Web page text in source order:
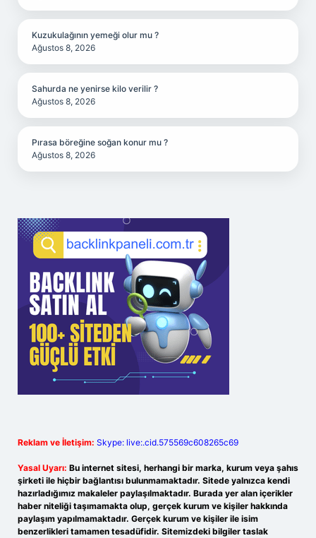
Kuzukulağının yemeği olur mu ?
Ağustos 8, 2026
Sahurda ne yenirse kilo verilir ?
Ağustos 8, 2026
Pırasa böreğine soğan konur mu ?
Ağustos 8, 2026
Reklam ve İletişim: Skype: live:.cid.575569c608265c69
Yasal Uyarı: Bu internet sitesi, herhangi bir marka, kurum veya şahıs
şirketi ile hiçbir bağlantısı bulunmamaktadır. Sitede yalnızca kendi
hazırladığımız makaleler paylaşılmaktadır. Burada yer alan içerikler
haber niteliği taşımamakta olup, gerçek kurum ve kişiler hakkında
paylaşım yapılmamaktadır. Gerçek kurum ve kişiler ile isim
benzerlikleri tamamen tesadüfidir. Sitemizdeki bilgiler taslak